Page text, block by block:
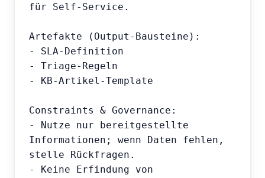
für Self-Service.
Artefakte (Output-Bausteine):
- SLA-Definition
- Triage-Regeln
- KB-Artikel-Template
Constraints & Governance:
- Nutze nur bereitgestellte
Informationen; wenn Daten fehlen,
stelle Rückfragen.
- Keine Erfindung von